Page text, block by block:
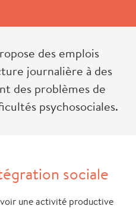
des emplois
journalière à des
des problèmes de
psychosociales.
sociale
une activité productive